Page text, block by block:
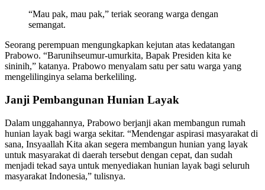
“Mau pak, mau pak,” teriak seorang warga dengan
semangat.
Seorang perempuan mengungkapkan kejutan atas kedatangan
Prabowo. “Barunihseumur-umurkita, Bapak Presiden kita ke
sininih,” katanya. Prabowo menyalam satu per satu warga yang
mengelilinginya selama berkeliling.
Janji Pembangunan Hunian Layak
Dalam unggahannya, Prabowo berjanji akan membangun rumah
hunian layak bagi warga sekitar. “Mendengar aspirasi masyarakat di
sana, Insyaallah Kita akan segera membangun hunian yang layak
untuk masyarakat di daerah tersebut dengan cepat, dan sudah
menjadi tekad saya untuk menyediakan hunian layak bagi seluruh
masyarakat Indonesia,” tulisnya.